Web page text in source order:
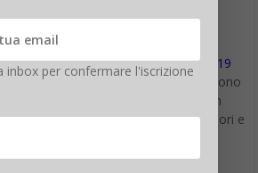
di Apple: la giacca
Apple per i partecipanti alWWDC 2019
Quest’anno le giacche sono
hanno il marchio Levi’s e il design
disponibili in una vasta gamma di colori e
anche un bottone WWDC 2019
inbox per confermare l'iscrizione